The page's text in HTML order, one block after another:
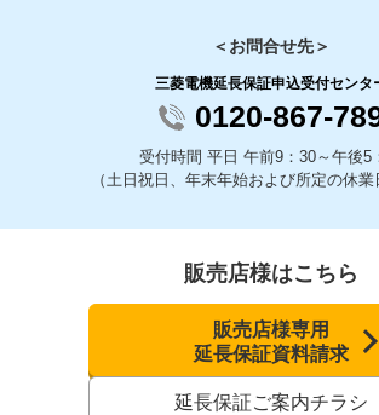
＜お問合せ先＞
三菱電機延長保証申込受付センタ
0120-867-
受付時間 平日 午前9：30～午後5
（土日祝日、年末年始および所定の休業
販売店様はこちら
販売店様専用
延長保証資料請求
延長保証ご案内チラシ